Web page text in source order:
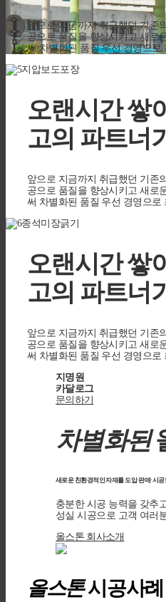
앞으로 지금까지 취급했던 기존
공으로 품질을 향상시키고 새로
써 차별화된 품질 우선 경영으로
오랜시간 쌓
고의 파트너
앞으로 지금까지 취급했던 기존
공으로 품질을 향상시키고 새로
써 차별화된 품질 우선 경영으로
오랜시간 쌓
고의 파트너
앞으로 지금까지 취급했던 기존
공으로 품질을 향상시키고 새로
써 차별화된 품질 우선 경영으로
지명원
카달로그
문의하기
차별화된
새로운 친환경적인 자재를 도입·판매·시
충분한 시공 능력을 갖추
성실 시공으로 고객 여러
올스톤 회사소개
올스톤시공사례